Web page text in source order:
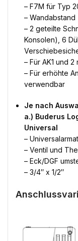
– F7M für Typ
– Wandabstand
– 2 geteilte
Konsolen), 6
– Für AK1 und
– Für erhöhte
verwendbar
Je nach
a.) Buderus
Universal
–
– Ventil und
– Eck/DGF
– 3/4″ x 1/2″